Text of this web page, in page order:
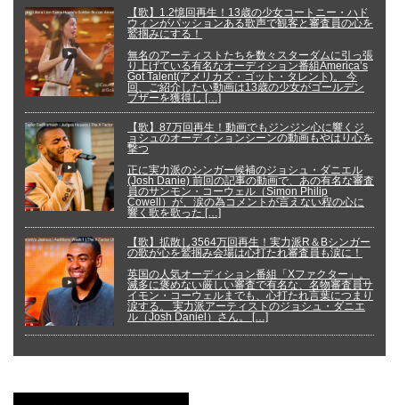
【歌】1.2憶回再生！13歳の少女コートニー・ハド
ウィンがパッションある歌声で観客と審査員の心を
鷲掴みにする！
無名のアーティストたちを数々スターダムに引っ張
り上げている有名なオーディション番組America’s
Got Talent(アメリカズ・ゴット・タレント)。 今
回、ご紹介したい動画は13歳の少女がゴールデン
ブザーを獲得し […]
【歌】87万回再生！動画でもジンジン心に響くジ
ョシュのオーディションシーンの動画もやはり心を
撃つ
正に実力派のシンガー候補のジョシュ・ダニエル
(Josh Danie) 前回の記事の動画で、あの有名な審査
員のサンモン・コーウェル（Simon Philip
Cowell）が、涙の為コメントが言えない程の心に
響く歌を歌った […]
【歌】拡散し3564万回再生！実力派R＆Bシンガー
の歌が心を鷲掴み会場は心打たれ審査員も涙に！
英国の人気オーディション番組「Xファクター」。
滅多に褒めない厳しい審査で有名な、名物審査員サ
イモン・コーウェルまでも、心打たれ言葉につまり
涙する。 実力派アーティストのジョシュ・ダニエ
ル（Josh Daniel）さん。 […]